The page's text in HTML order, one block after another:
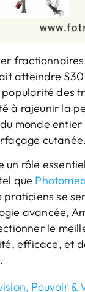
atteindre
des
à rajeunir la
monde
cutanée.
un rôle
que
se
avancée,
le
efficace, et
Pouvoir &